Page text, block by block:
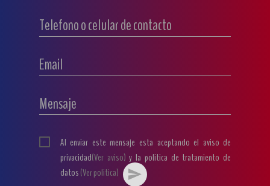
Telefono o celular de contacto
Email
Mensaje
Al enviar este mensaje esta aceptando el aviso de
privacidad(Ver aviso) y la politica de tratamiento de
datos(Ver politica)